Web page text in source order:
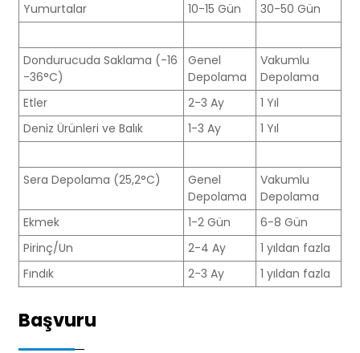
Yumurtalar
10-15 Gün 30-50 Gün
Dondurucuda Saklama (-16
-36°C)
Genel
Depolama
Vakumlu
Depolama
Etler
2-3 Ay
1 Yıl
Deniz Ürünleri ve Balık
1-3 Ay 1 Yıl
Sera Depolama (25,2°C)
Genel
Depolama
Vakumlu
Depolama
Ekmek
1-2 Gün
6-8 Gün
Pirinç/Un
2-4 Ay
1 yıldan fazla
Fındık
2-3 Ay 1 yıldan fazla
Başvuru